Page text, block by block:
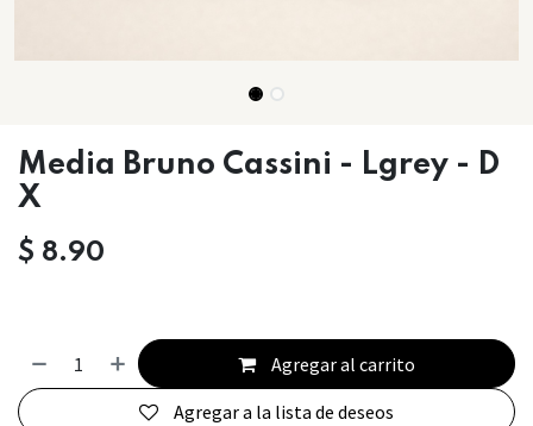
Media Bruno Cassini - Lgrey - D
X
$ 8.90
Agregar al carrito
Agregar a la lista de deseos